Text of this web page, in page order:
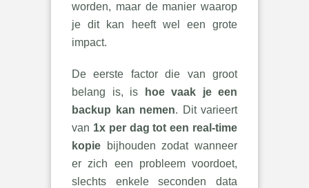
worden, maar de manier waarop
je dit kan heeft wel een grote
impact.
De eerste factor die van groot
belang is, is
hoe vaak je een
backup kan nemen. Dit varieert
van 1x per dag tot een real-time
kopie bijhouden zodat wanneer
er zich een probleem voordoet,
slechts enkele seconden data